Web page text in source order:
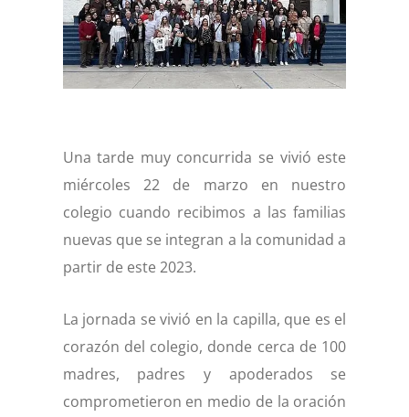
Una tarde muy concurrida se vivió este
miércoles 22 de marzo en nuestro
colegio cuando recibimos a las familias
nuevas que se integran a la comunidad a
partir de este 2023.
La jornada se vivió en la capilla, que es el
corazón del colegio, donde cerca de 100
madres, padres y apoderados se
comprometieron en medio de la oración